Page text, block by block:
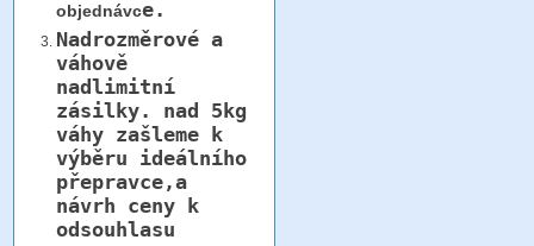
objednávce.
Nadrozměrové a
váhově
nadlimitní
zásilky. nad 5kg
váhy zašleme k
výběru ideálního
přepravce,a
návrh ceny k
odsouhlasu